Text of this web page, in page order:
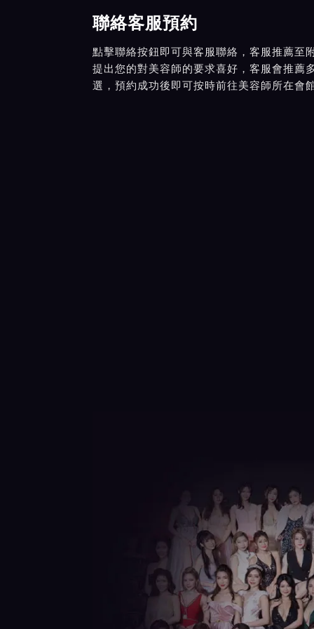
聯絡客服預約
點擊聯絡按鈕即可與客服聯絡，客服推薦至
提出您的對美容師的要求喜好，客服會推薦
選，預約成功後即可按時前往美容師所在會